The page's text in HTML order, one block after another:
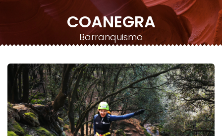
COANEGRA
Barranquismo